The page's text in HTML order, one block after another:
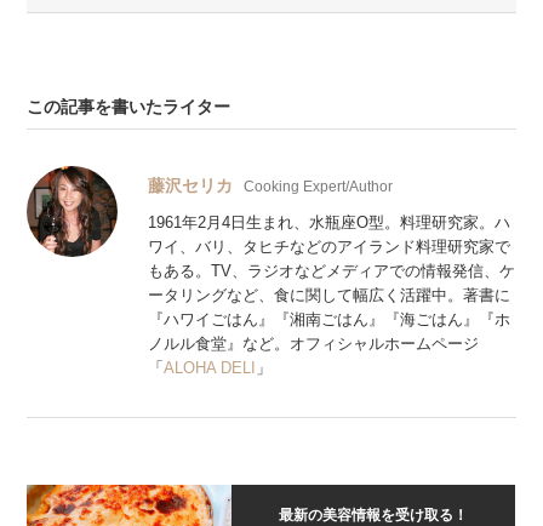
この記事を書いたライター
藤沢セリカ Cooking Expert/Author
1961年2月4日生まれ、水瓶座O型。料理研究家。ハ
ワイ、バリ、タヒチなどのアイランド料理研究家で
もある。TV、ラジオなどメディアでの情報発信、ケ
ータリングなど、食に関して幅広く活躍中。著書に
『ハワイごはん』『湘南ごはん』『海ごはん』『ホ
ノルル食堂』など。オフィシャルホームページ
「ALOHA DELI 」
最新の美容情報を受け取る！